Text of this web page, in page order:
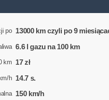
po 13000 km czyli po 9
6.6 l gazu na 100 km
km 17 zł
h 14.7 s.
150 km/h